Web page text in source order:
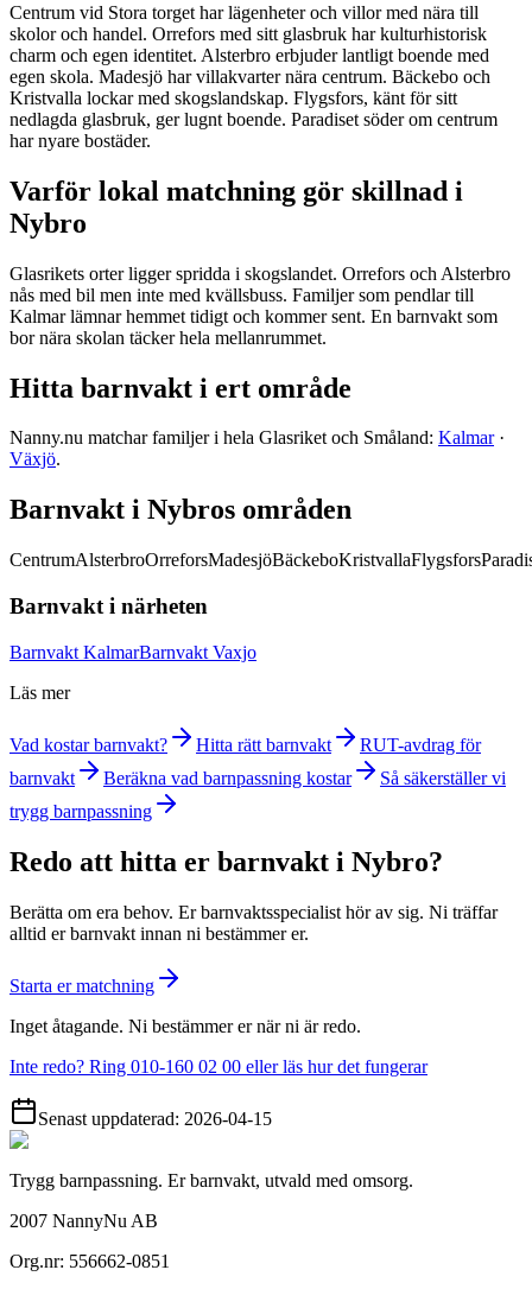
Centrum vid Stora torget har lägenheter och villor med nära till
skolor och handel. Orrefors med sitt glasbruk har kulturhistorisk
charm och egen identitet. Alsterbro erbjuder lantligt boende med
egen skola. Madesjö har villakvarter nära centrum. Bäckebo och
Kristvalla lockar med skogslandskap. Flygsfors, känt för sitt
nedlagda glasbruk, ger lugnt boende. Paradiset söder om centrum
har nyare bostäder.
Varför lokal matchning gör skillnad i
Nybro
Glasrikets orter ligger spridda i skogslandet. Orrefors och Alsterbro
nås med bil men inte med kvällsbuss. Familjer som pendlar till
Kalmar lämnar hemmet tidigt och kommer sent. En barnvakt som
bor nära skolan täcker hela mellanrummet.
Hitta barnvakt i ert område
Nanny.nu matchar familjer i hela Glasriket och Småland: Kalmar·
Växjö.
Barnvakt i Nybros områden
CentrumAlsterbroOrreforsMadesjöBäckeboKristvallaFlygsfors
Barnvakt i närheten
Barnvakt KalmarBarnvakt Vaxjo
Läs mer
Vad kostar barnvakt? Hitta rätt barnvakt
RUT-avdrag för
barnvakt
Beräkna vad barnpassning kostar
Så säkerställer vi
trygg barnpassning
Redo att hitta er barnvakt i Nybro?
Berätta om era behov. Er barnvaktsspecialist hör av sig. Ni träffar
alltid er barnvakt innan ni bestämmer er.
Starta er matchning
Inget åtagande. Ni bestämmer er när ni är redo.
Inte redo? Ring 010-160 02 00 eller läs hur det fungerar
Senast uppdaterad: 2026-04-15
Trygg barnpassning. Er barnvakt, utvald med omsorg.
2007 NannyNu AB
Org.nr: 556662-0851